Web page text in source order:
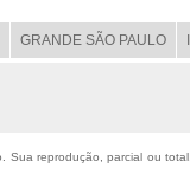
GRANDE SÃO PAULO
Sua reprodução, parcial ou